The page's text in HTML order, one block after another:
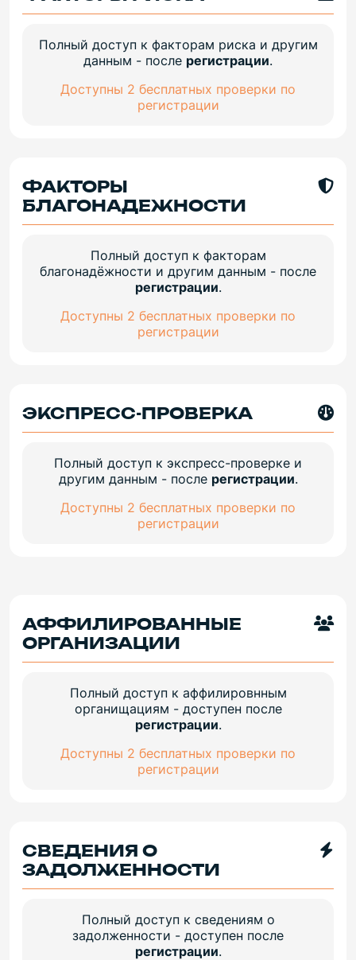
Полный доступ к факторам риска и другим
данным - после регистрации.
Доступны 2 бесплатных проверки по
регистрации
ФАКТОРЫ
БЛАГОНАДЕЖНОСТИ
Полный доступ к факторам
благонадёжности и другим данным - после
регистрации.
Доступны 2 бесплатных проверки по
регистрации
ЭКСПРЕСС-ПРОВЕРКА
Полный доступ к экспресс-проверке и
другим данным - после регистрации.
Доступны 2 бесплатных проверки по
регистрации
АФФИЛИРОВАННЫЕ
ОРГАНИЗАЦИИ
Полный доступ к аффилировнным
органищациям - доступен после
регистрации.
Доступны 2 бесплатных проверки по
регистрации
СВЕДЕНИЯ О
ЗАДОЛЖЕННОСТИ
Полный доступ к сведениям о
задолженности - доступен после
регистрации.